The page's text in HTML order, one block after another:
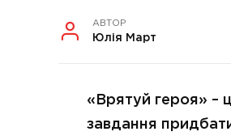
АВТОР
Юлія Март
«Врятуй героя» –
завдання